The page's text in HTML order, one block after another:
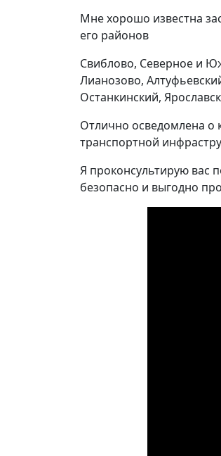
Мне хорошо известна
его районов
Свиблово, Северное и
Лианозово,
Останкинский,
Отлично осведомлена о
транспортной
Я проконсультирую вас
безопасно и выгодно